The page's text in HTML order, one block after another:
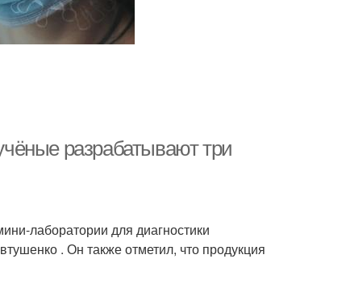
разрабатывают три
лаборатории для диагностики
. Он также отметил, что продукция